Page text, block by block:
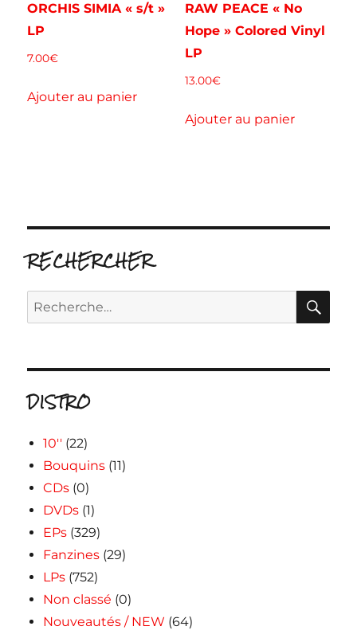
ORCHIS SIMIA « s/t »
LP
7.00€
Ajouter au panier
RAW PEACE « No
Hope » Colored Vinyl
LP
13.00€
Ajouter au panier
RECHERCHER
Recherche
pour :
DISTRO
10'' (22)
Bouquins (11)
CDs (0)
DVDs (1)
EPs (329)
Fanzines (29)
LPs (752)
Non classé (0)
Nouveautés / NEW (64)